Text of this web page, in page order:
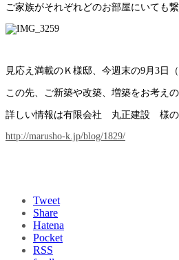
ご家族がそれぞれどのお部屋にいても
見応え満載のＫ様邸、今週末の9月3日
この先、ご新築や改築、増築をお考え
詳しい情報は有限会社 丸正建設 様の
http://marusho-k.jp/blog/1829/
Tweet
Share
Hatena
Pocket
RSS